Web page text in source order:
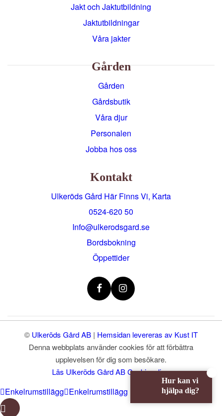
Jakt och Jaktutbildning
Jaktutbildningar
Våra jakter
Gården
Gården
Gårdsbutik
Våra djur
Personalen
Jobba hos oss
Kontakt
Ulkeröds Gård Här Finns Vi, Karta
0524-620 50
info@ulkerodsgard.se
Bordsbokning
Öppettider
© Ulkeröds Gård AB |
Hemsidan levereras av Kust IT
Denna webbplats använder cookies för att förbättra
upplevelsen för dig som besökare.
Läs Ulkeröds Gård AB Cookiepolicy.
Enkelrumstillägg Enkelrumstillägg
Hur kan vi
hjälpa dig?